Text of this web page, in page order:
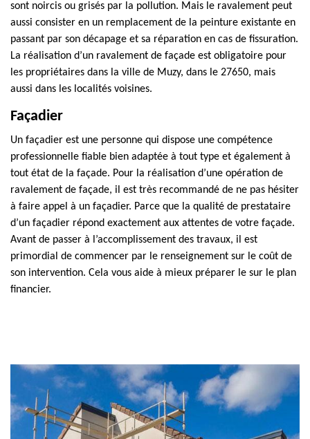
sont noircis ou grisés par la pollution. Mais le ravalement peut
aussi consister en un remplacement de la peinture existante en
passant par son décapage et sa réparation en cas de fissuration.
La réalisation d’un ravalement de façade est obligatoire pour
les propriétaires dans la ville de Muzy, dans le 27650, mais
aussi dans les localités voisines.
Façadier
Un façadier est une personne qui dispose une compétence
professionnelle fiable bien adaptée à tout type et également à
tout état de la façade. Pour la réalisation d’une opération de
ravalement de façade, il est très recommandé de ne pas hésiter
à faire appel à un façadier. Parce que la qualité de prestataire
d’un façadier répond exactement aux attentes de votre façade.
Avant de passer à l’accomplissement des travaux, il est
primordial de commencer par le renseignement sur le coût de
son intervention. Cela vous aide à mieux préparer le sur le plan
financier.